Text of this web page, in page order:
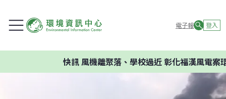
電子報 登入
快訊風機離聚落、學校過近 彰化福漢風電案環委